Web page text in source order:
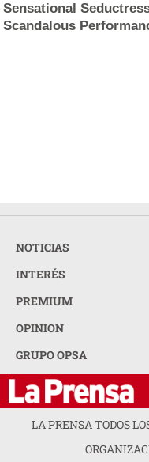
Sensational
Scandalous
NOTICIAS
INTERÉS
PREMIUM
OPINION
GRUPO OPSA
LA PRENSA TODOS